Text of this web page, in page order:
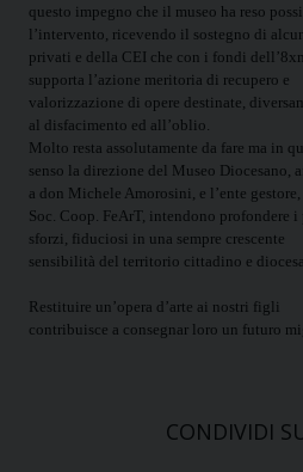
questo impegno che il museo ha reso
l’intervento, ricevendo il sostegno di
privati e della CEI che con i fondi
supporta l’azione meritoria di recupero e
valorizzazione di opere destinate,
al disfacimento ed all’oblio.
Molto resta assolutamente da fare ma in
senso la direzione del Museo Diocesano,
a don Michele Amorosini, e l’ente gestore,
Soc. Coop. FeArT, intendono profondere i
sforzi, fiduciosi in una sempre crescente
sensibilità del territorio cittadino e
Restituire un’opera d’arte ai nostri figli
contribuisce a consegnar loro un futuro
CONDIVIDI